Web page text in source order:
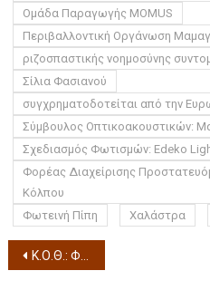
Ομάδα Παραγωγής MOMUS
Περιβαλλοντική Οργάνωση
ριζοσπαστικής νοημοσύνης
Σίλια Φασιανού
συγχρηματοδοτείται από την
Σύμβουλος Οπτικοακουστικών:
Σχεδιασμός Φωτισμών: Edeko
Φορέας Διαχείρισης
Κόλπου
Φωτεινή Πίπη
Χαλάστρα
Κ.Ο.Θ.: Φεστιβάλ Μουσικής Δωματίου Μπαρόκ με 8μελές σύνολο στο Αρχαιολογικό Μουσείο Θεσσαλονίκης